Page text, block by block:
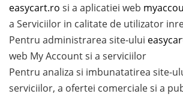
easycart.ro si a aplicatiei web
a Serviciilor in calitate de utilizator
Pentru administrarea site-ului
web My Account si a serviciilor
Pentru analiza si imbunatatirea site-
serviciilor, a ofertei comerciale si a